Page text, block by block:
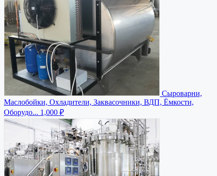
Сыроварни,
Маслобойки, Охладители, Заквасочники, ВДП, Ёмкости,
Оборудо... 1,000 ₽